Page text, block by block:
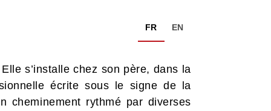
FR EN
s’installe chez son père, dans la
écrite sous le signe de la
rythmé par diverses